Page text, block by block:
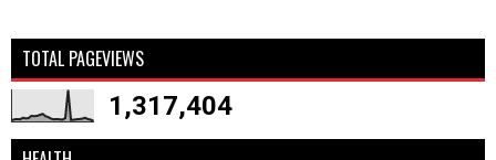
TOTAL PAGEVIEWS
1,317,404